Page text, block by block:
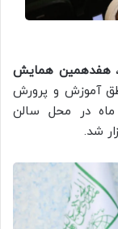
هفدهمین همایش
آموزش و پرورش
در محل سالن
شد.